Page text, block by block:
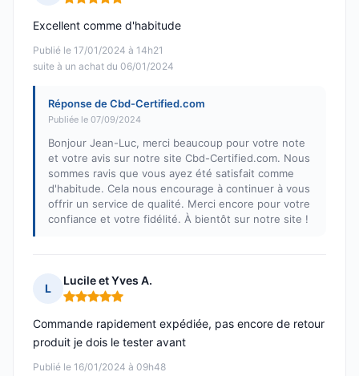
Note : 5 sur 5
Publié le 17/01/2024 à 14h21
suite à un achat du 06/01/2024
Excellent comme d'habitude
Réponse de Cbd-Certified.com
Publiée le 07/09/2024
Bonjour Jean-Luc, merci beaucoup pour votre note
et votre avis sur notre site Cbd-Certified.com. Nous
sommes ravis que vous ayez été satisfait comme
d'habitude. Cela nous encourage à continuer à vous
offrir un service de qualité. Merci encore pour votre
confiance et votre fidélité. À bientôt sur notre site !
L
Lucile et Yves A.
Note : 5 sur 5
Publié le 16/01/2024 à 09h48
Commande rapidement expédiée, pas encore de retour
produit je dois le tester avant